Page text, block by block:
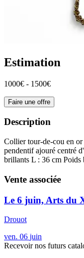
Estimation
1000€ - 1500€
Faire une offre
Description
Collier tour-de-cou en
pendentif ajouré centré
brillants L : 36 cm Poids
Vente associée
Le 6 juin, Arts du
Drouot
ven. 06 juin
Recevoir nos futurs